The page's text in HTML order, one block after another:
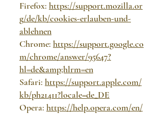
Firefox: https://support.mozilla.or
g/de/kb/cookies-erlauben-und-
ablehnen
Chrome: https://support.google.co
m/chrome/answer/95647?
hl=de&amp;hlrm=en
Safari: https://support.apple.com/
kb/ph21411?locale=de_DE
Opera: https://help.opera.com/en/